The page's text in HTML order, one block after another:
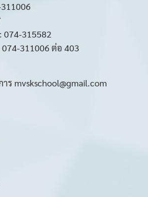
311006
074-315582
074-311006 ต่อ 403
าร mvskschool@gmail.com